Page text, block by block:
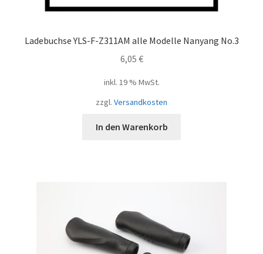
Ladebuchse YLS-F-Z311AM alle Modelle Nanyang No.3
6,05 €
inkl. 19 % MwSt.
zzgl. Versandkosten
In den Warenkorb